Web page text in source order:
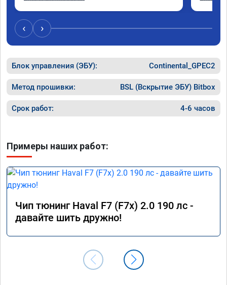
удаления вихревых заслонок в аварийном
режиме,но и до удаления их расход топлива
был выше чем сейчас.
Команда у них топ!!!
‹ ›
Блок управления (ЭБУ): Continental_GPEC2
Метод прошивки: BSL (Вскрытие ЭБУ) Bitbox
Срок работ: 4-6 часов
Примеры наших работ:
Чип тюнинг Haval F7 (F7x) 2.0 190 лс -
давайте шить дружно!